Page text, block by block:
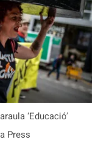
‘Educació’
Press